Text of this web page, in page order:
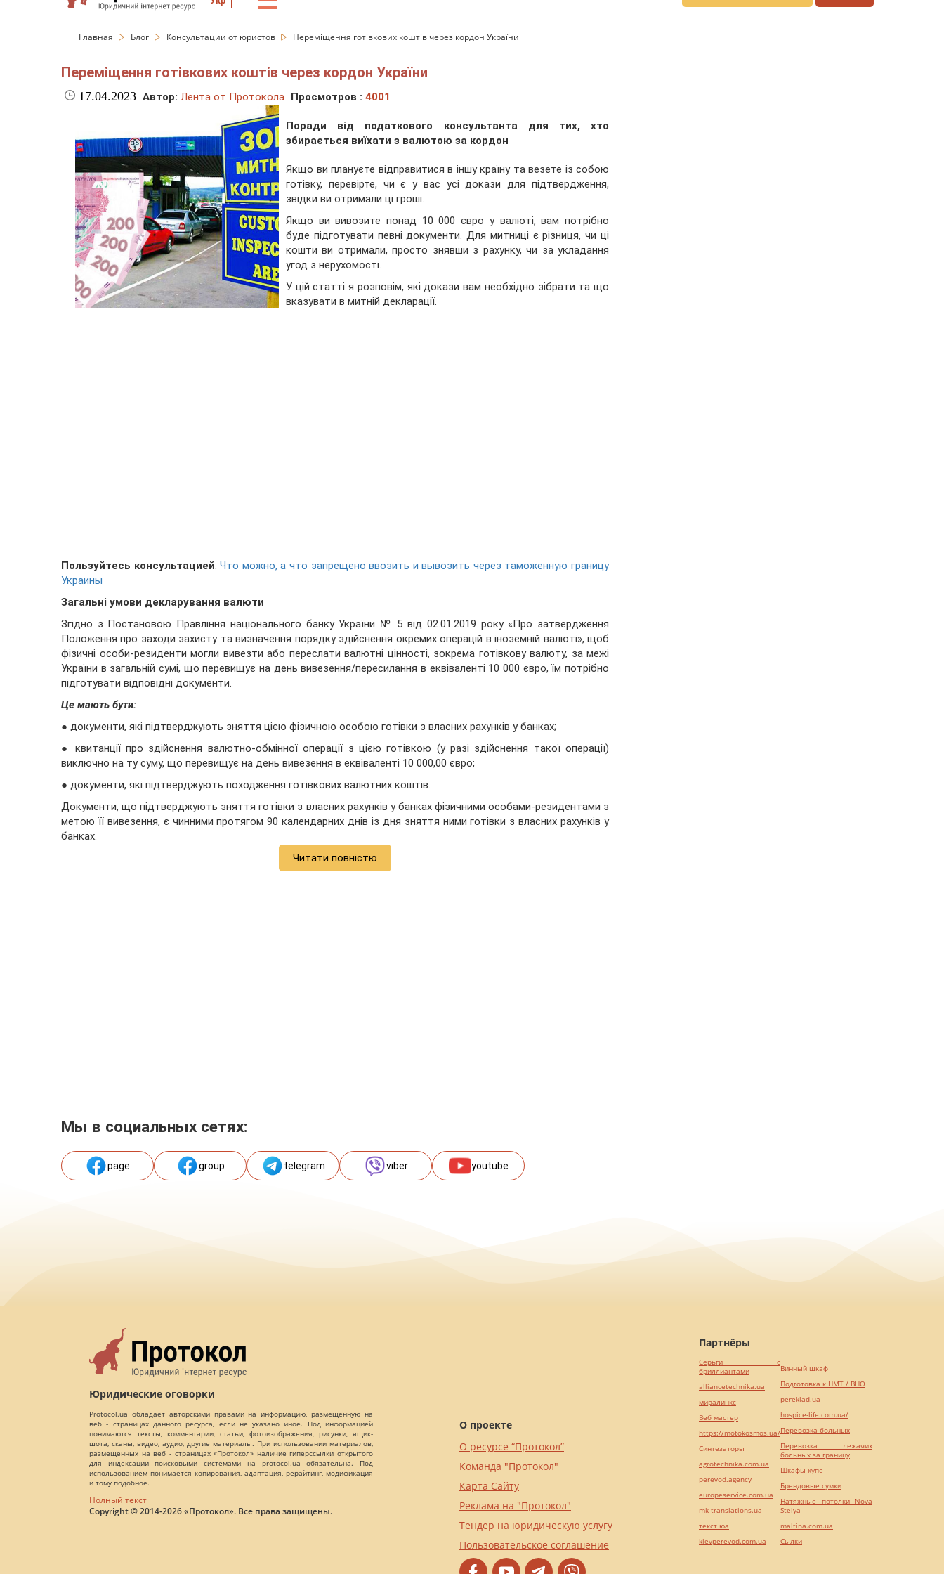
Главная Блог Консультации от юристов Переміщення готівкових коштів через кордон України
Переміщення готівкових коштів через кордон України
17.04.2023 Автор: Лента от Протокола Просмотров : 4001
Поради від податкового консультанта для тих, хто
збирається виїхати з валютою за кордон
Якщо ви плануєте відправитися в іншу країну та везете із собою
готівку, перевірте, чи є у вас усі докази для підтвердження,
звідки ви отримали ці гроші.
Якщо ви вивозите понад 10 000 євро у валюті, вам потрібно
буде підготувати певні документи. Для митниці є різниця, чи ці
кошти ви отримали, просто знявши з рахунку, чи за укладання
угод з нерухомості.
У цій статті я розповім, які докази вам необхідно зібрати та що
вказувати в митній декларації.
Пользуйтесь консультацией:Что можно, а что запрещено ввозить и вывозить через таможенную границу
Украины
Загальні умови декларування валюти
Згідно з Постановою Правління національного банку України № 5 від 02.01.2019 року «Про затвердження
Положення про заходи захисту та визначення порядку здійснення окремих операцій в іноземній валюті», щоб
фізичні особи-резиденти могли вивезти або переслати валютні цінності, зокрема готівкову валюту, за межі
України в загальній сумі, що перевищує на день вивезення/пересилання в еквіваленті 10 000 євро, їм потрібно
підготувати відповідні документи.
Це мають бути:
● документи, які підтверджують зняття цією фізичною особою готівки з власних рахунків у банках;
● квитанції про здійснення валютно-обмінної операції з цією готівкою (у разі здійснення такої операції)
виключно на ту суму, що перевищує на день вивезення в еквіваленті 10 000,00 євро;
● документи, які підтверджують походження готівкових валютних коштів.
Документи, що підтверджують зняття готівки з власних рахунків у банках фізичними особами-резидентами з
метою її вивезення, є чинними протягом 90 календарних днів із дня зняття ними готівки з власних рахунків у
банках.
Читати повністю
Мы в социальных сетях:
page group telegram viber youtube
Юридические оговорки
Protocol.ua обладает авторскими правами на информацию, размещенную на
веб - страницах данного ресурса, если не указано иное. Под информацией
понимаются тексты, комментарии, статьи, фотоизображения, рисунки, ящик-
шота, сканы, видео, аудио, другие материалы. При использовании материалов,
размещенных на веб - страницах «Протокол» наличие гиперссылки открытого
для индексации поисковыми системами на protocol.ua обязательна. Под
использованием понимается копирования, адаптация, рерайтинг, модификация
и тому подобное.
Полный текст
Copyright © 2014-2026 «Протокол». Все права защищены.
О проекте
О ресурсе “Протокол”
Команда "Протокол"
Карта Сайту
Реклама на "Протокол"
Тендер на юридическую услугу
Пользовательское соглашение
Партнёры
Серьги с
бриллиантами
alliancetechnika.ua
миралинкс
Веб мастер
https://motokosmos.ua/
Синтезаторы
agrotechnika.com.ua
perevod.agency
europeservice.com.ua
mk-translations.ua
текст юа
kievperevod.com.ua
Винный шкаф
Подготовка к НМТ / ВНО
pereklad.ua
hospice-life.com.ua/
Перевозка больных
Перевозка лежачих
больных за границу
Шкафы купе
Брендовые сумки
Натяжные потолки Nova
Stelya
maltina.com.ua
Cылки